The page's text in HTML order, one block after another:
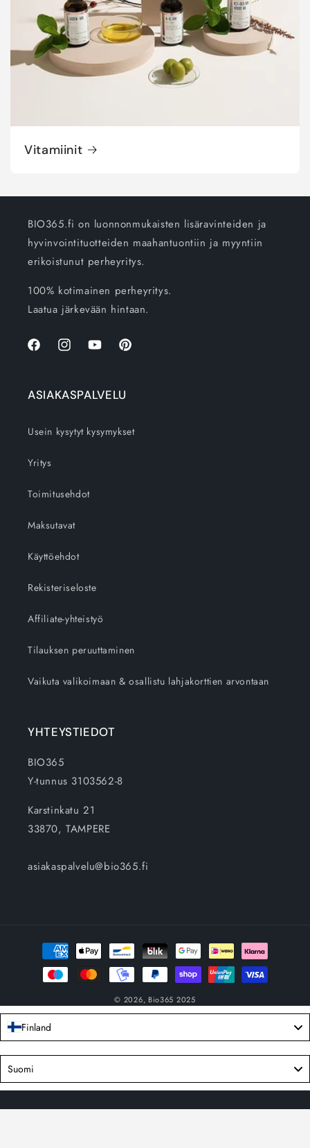
Vitamiinit
BIO365.fi on luonnonmukaisten lisäravinteiden ja
hyvinvointituotteiden maahantuontiin ja myyntiin
erikoistunut perheyritys.
100% kotimainen perheyritys.
Laatua järkevään hintaan.
FacebookInstagramYouTubePinterest
ASIAKASPALVELU
Usein kysytyt kysymykset
Yritys
Toimitusehdot
Maksutavat
Käyttöehdot
Rekisteriseloste
Affiliate-yhteistyö
Tilauksen peruuttaminen
Vaikuta valikoimaan & osallistu lahjakorttien arvontaan
YHTEYSTIEDOT
BIO365
Y-tunnus 3103562-8
Karstinkatu 21
33870, TAMPERE
asiakaspalvelu@bio365.fi
Maksutavat
© 2026, Bio365 2025
Finland
Suomi